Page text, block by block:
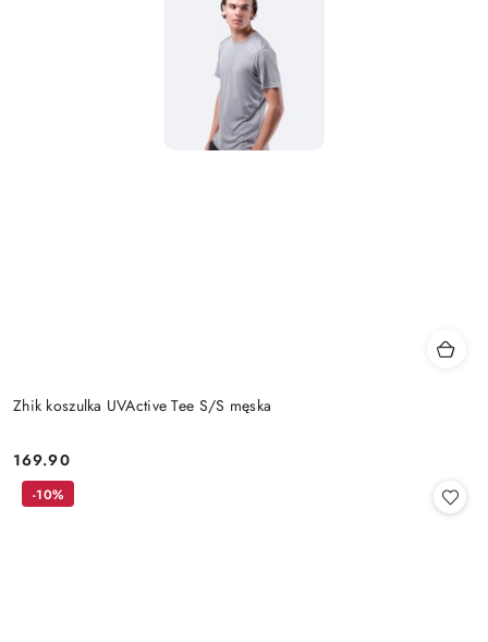
Zhik koszulka UVActive Tee S/S męska
Cena:
169.90
-10%